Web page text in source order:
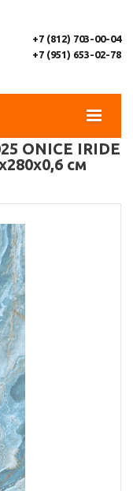
+7 (812) 703-00-04
+7 (951) 653-02-78
ONICE IRIDE
см